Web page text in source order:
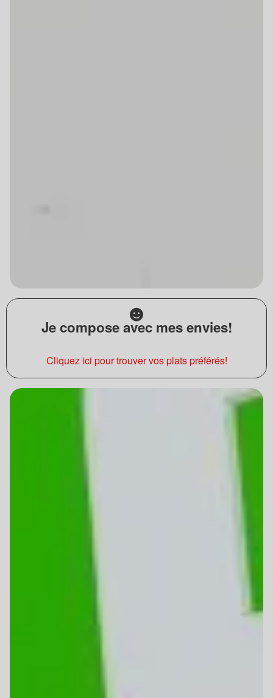
Je compose avec mes envies!
Cliquez ici pour trouver vos plats préférés!